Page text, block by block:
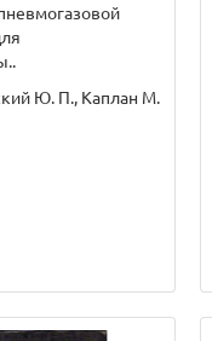
Ю. П., Каплан М.